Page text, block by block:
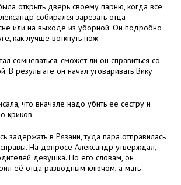
открыть дверь своему парню, когда все
собирался зарезать отца
или на выходе из уборной. Он подробно
как лучше воткнуть нож.
сомневаться, сможет ли он справиться со
В результате он начал уговаривать Вику
что вначале надо убить ее сестру и
криков.
задержать в Рязани, туда пара отправилась
На допросе Александр утверждал,
девушка. По его словам, он
её отца разводным ключом, а мать —